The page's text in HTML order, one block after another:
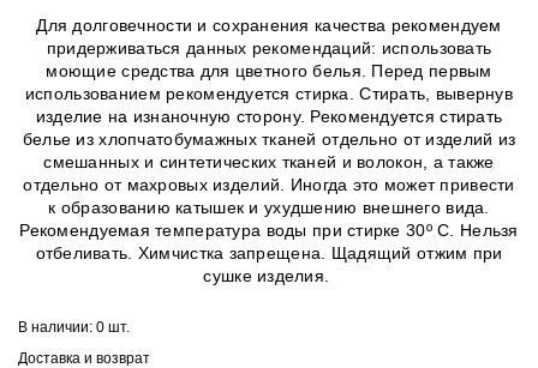
Для долговечности и сохранения качества рекомендуем
придерживаться данных рекомендаций: использовать
моющие средства для цветного белья. Перед первым
использованием рекомендуется стирка. Стирать, вывернув
изделие на изнаночную сторону. Рекомендуется стирать
белье из хлопчатобумажных тканей отдельно от изделий из
смешанных и синтетических тканей и волокон, а также
отдельно от махровых изделий. Иногда это может привести
к образованию катышек и ухудшению внешнего вида.
Рекомендуемая температура воды при стирке 30º C. Нельзя
отбеливать. Химчистка запрещена. Щадящий отжим при
сушке изделия.
В наличии: 0 шт.
Доставка и возврат